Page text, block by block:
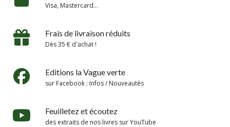
Visa, Mastercard...
Frais de livraison réduits
Dès 35 € d'achat !
Editions la Vague verte
sur Facebook : Infos / Nouveautés
Feuilletez et écoutez
des extraits de nos livres sur YouTube